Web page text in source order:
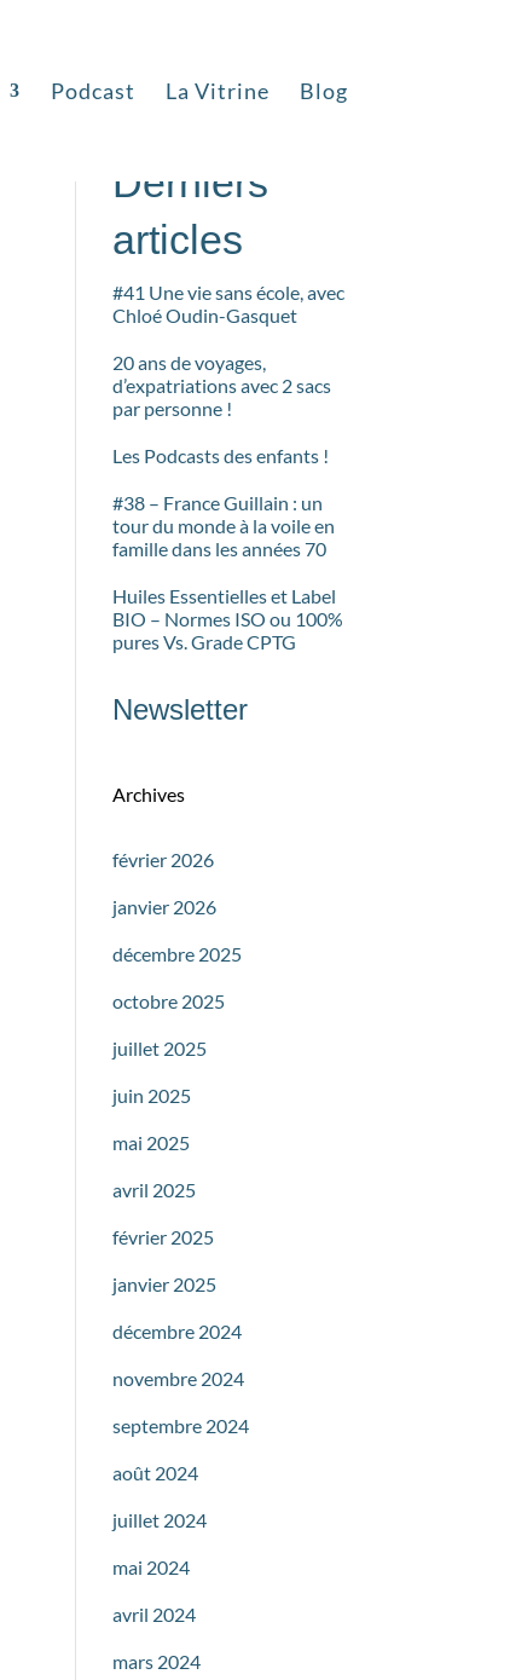
Podcast La Vitrine Blog
Rechercher
Derniers
articles
#41 Une vie sans école, avec
Chloé Oudin-Gasquet
20 ans de voyages,
d’expatriations avec 2 sacs
par personne !
Les Podcasts des enfants !
#38 – France Guillain : un
tour du monde à la voile en
famille dans les années 70
Huiles Essentielles et Label
BIO – Normes ISO ou 100%
pures Vs. Grade CPTG
Newsletter
Archives
février 2026
janvier 2026
décembre 2025
octobre 2025
juillet 2025
juin 2025
mai 2025
avril 2025
février 2025
janvier 2025
décembre 2024
novembre 2024
septembre 2024
août 2024
juillet 2024
mai 2024
avril 2024
mars 2024